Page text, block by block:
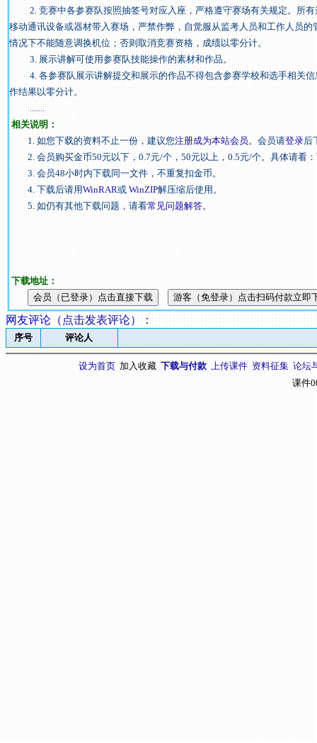
2. 竞赛中各参赛队按照抽签号对应入座，严格遵守赛场有关规定。所有
移动通讯设备或器材带入赛场，严禁作弊，自觉服从监考人员和工作人员
情况下不能随意调换机位；否则取消竞赛资格，成绩以零分计。
3. 展示讲解可使用参赛队技能操作的素材和作品。
4. 各参赛队展示讲解提交和展示的作品不得包含参赛学校和选手相关信
作结果以零分计。
.......
相关说明：
1. 如您下载的资料不止一份，建议您注册成为本站会员。会员请登录后
2. 会员购买金币50元以下，0.7元/个，50元以上，0.5元/个。具体请看：
3. 会员48小时内下载同一文件，不重复扣金币。
4. 下载后请用WinRAR或WinZIP解压缩后使用。
5. 如仍有其他下载问题，请看常见问题解答。
下载地址：
网友评论（ 点击发表评论） ：
序号 评论人
设为首页 加入收藏 下载与付款 上传课件 资料征集 论坛
课件